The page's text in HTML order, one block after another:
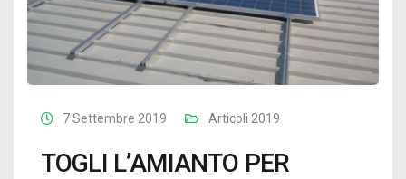
7 Settembre 2019 Articoli 2019
TOGLI L’AMIANTO PER